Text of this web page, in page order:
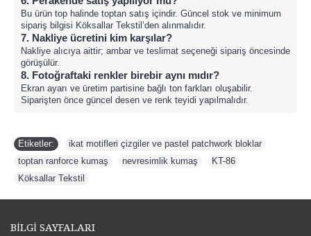
Bu ürün top halinde toptan satış içindir. Güncel stok ve minimum
sipariş bilgisi Köksallar Tekstil’den alınmalıdır.
7. Nakliye ücretini kim karşılar?
Nakliye alıcıya aittir; ambar ve teslimat seçeneği sipariş öncesinde
görüşülür.
8. Fotoğraftaki renkler birebir aynı mıdır?
Ekran ayarı ve üretim partisine bağlı ton farkları oluşabilir.
Siparişten önce güncel desen ve renk teyidi yapılmalıdır.
Etiketler: ikat motifleri çizgiler ve pastel patchwork bloklar
toptan ranforce kumaş
nevresimlik kumaş KT-86
Köksallar Tekstil
BİLGİ SAYFALARI